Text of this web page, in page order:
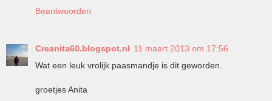
Beantwoorden
Creanita60.blogspot.nl 11 maart 2013 om 17:56
Wat een leuk vrolijk paasmandje is dit geworden.
groetjes Anita